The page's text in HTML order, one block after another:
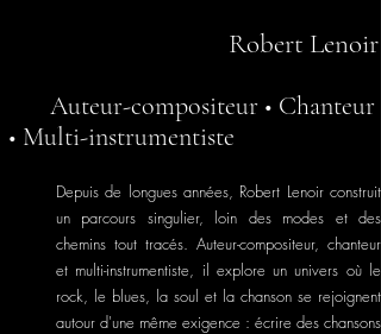
Robert Lenoir
Auteur-compositeur • Chanteur
• Multi-instrumentiste
Depuis de longues années, Robert Lenoir construit
un parcours singulier, loin des modes et des
chemins tout tracés. Auteur-compositeur, chanteur
et multi-instrumentiste, il explore un univers où le
rock, le blues, la soul et la chanson se rejoignent
autour d'une même exigence : écrire des chansons